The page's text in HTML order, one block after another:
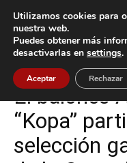
Inicio Baiona
Baiona Deportes
El baionés
“Kopa”
selección
Utilizamos cookies para
nuestra web.
Puedes obtener más
desactivarlas en settings.
Aceptar Rechazar